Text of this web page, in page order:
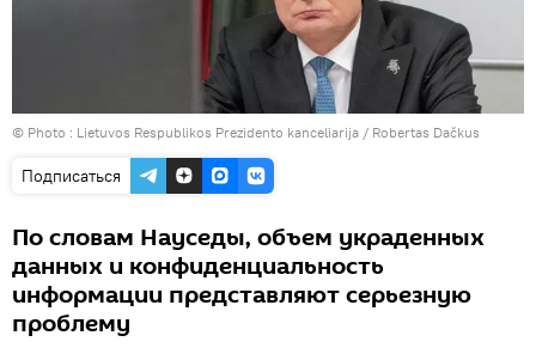
© Photo : Lietuvos Respublikos Prezidento kanceliarija / Robertas Dačkus
Подписаться
По словам Науседы, объем украденных
данных и конфиденциальность
информации представляют серьезную
проблему